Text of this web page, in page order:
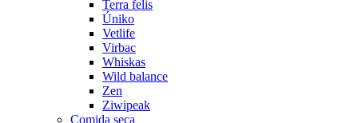
Terra felis
Úniko
Vetlife
Virbac
Whiskas
Wild balance
Zen
Ziwipeak
Comida seca